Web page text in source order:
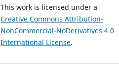
This work is licensed under a
Creative Commons Attribution-
NonCommercial-NoDerivatives 4.0
International License.